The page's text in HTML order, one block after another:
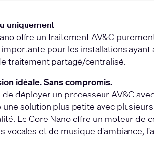
uniquement
offre un traitement AV&C
pour les installations
traitement partagé/centralisé.
idéale. Sans compromis.
de déployer un processeur AV&C
une solution plus petite avec
Le Core Nano offre un moteur de
vocales et de musique d'ambiance,